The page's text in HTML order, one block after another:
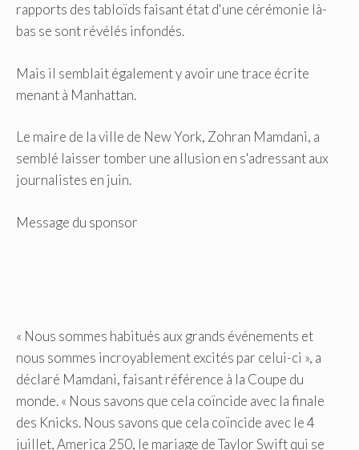
rapports des tabloïds faisant état d'une cérémonie là-
bas se sont révélés infondés.
Mais il semblait également y avoir une trace écrite
menant à Manhattan.
Le maire de la ville de New York, Zohran Mamdani, a
semblé laisser tomber une allusion en s'adressant aux
journalistes en juin.
Message du sponsor
« Nous sommes habitués aux grands événements et
nous sommes incroyablement excités par celui-ci », a
déclaré Mamdani, faisant référence à la Coupe du
monde. « Nous savons que cela coïncide avec la finale
des Knicks. Nous savons que cela coïncide avec le 4
juillet, America 250, le mariage de Taylor Swift qui se